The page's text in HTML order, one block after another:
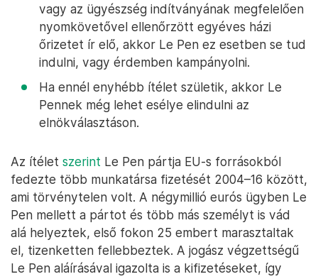
vagy az ügyészség indítványának megfelelően
nyomkövetővel ellenőrzött egyéves házi
őrizetet ír elő, akkor Le Pen ez esetben se tud
indulni, vagy érdemben kampányolni.
Ha ennél enyhébb ítélet születik, akkor Le
Pennek még lehet esélye elindulni az
elnökválasztáson.
Az ítélet szerint Le Pen pártja EU-s forrásokból
fedezte több munkatársa fizetését 2004–16 között,
ami törvénytelen volt. A négymillió eurós ügyben Le
Pen mellett a pártot és több más személyt is vád
alá helyeztek, első fokon 25 embert marasztaltak
el, tizenketten fellebbeztek. A jogász végzettségű
Le Pen aláírásával igazolta is a kifizetéseket, így